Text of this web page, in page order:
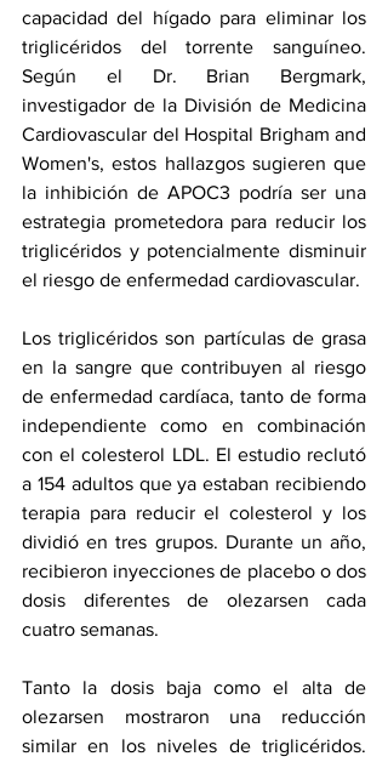
capacidad del hígado para eliminar los
triglicéridos del torrente sanguíneo.
Según el Dr. Brian Bergmark,
investigador de la División de Medicina
Cardiovascular del Hospital Brigham and
Women's, estos hallazgos sugieren que
la inhibición de APOC3 podría ser una
estrategia prometedora para reducir los
triglicéridos y potencialmente disminuir
el riesgo de enfermedad cardiovascular.
Los triglicéridos son partículas de grasa
en la sangre que contribuyen al riesgo
de enfermedad cardíaca, tanto de forma
independiente como en combinación
con el colesterol LDL. El estudio reclutó
a 154 adultos que ya estaban recibiendo
terapia para reducir el colesterol y los
dividió en tres grupos. Durante un año,
recibieron inyecciones de placebo o dos
dosis diferentes de olezarsen cada
cuatro semanas.
Tanto la dosis baja como el alta de
olezarsen mostraron una reducción
similar en los niveles de triglicéridos.